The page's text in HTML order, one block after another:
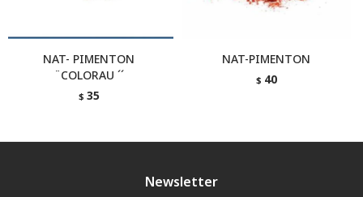
NAT- PIMENTON
¨COLORAU ´´
$ 35
NAT-PIMENTON
$ 40
Newsletter